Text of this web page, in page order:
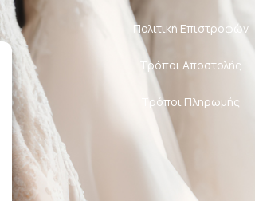
Πολιτική Επιστροφών
Τρόποι Αποστολής
Τρόποι Πληρωμής